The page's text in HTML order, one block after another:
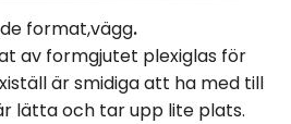
format,vägg.
av formgjutet plexiglas för
är smidiga att ha med till
lätta och tar upp lite plats.